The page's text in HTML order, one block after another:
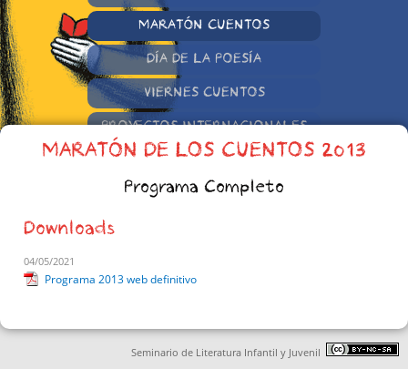
MARATÓN CUENTOS
DÍA DE LA POESÍA
VIERNES CUENTOS
PROYECTOS INTERNACIONALES
OTRAS INICIATIVAS
MARATÓN DE LOS CUENTOS 2013
Programa Completo
Downloads
04/05/2021
Programa 2013 web definitivo
Seminario de Literatura Infantil y Juvenil